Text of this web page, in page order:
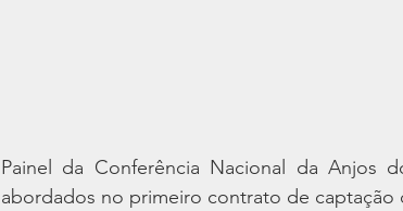
Painel da Conferência Nacional da Anjos
abordados no primeiro contrato de captação